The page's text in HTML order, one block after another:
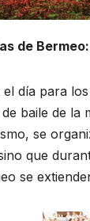
de
el día para
baile de la
se
que
se